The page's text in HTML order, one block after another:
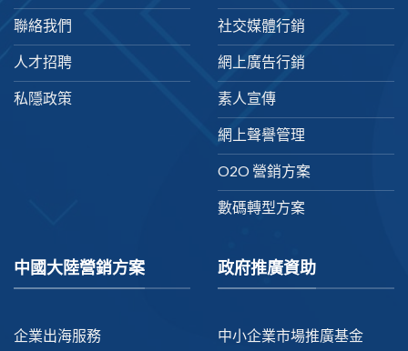
聯絡我們
人才招聘
私隱政策
社交媒體行銷
網上廣告行銷
素人宣傳
網上聲譽管理
O2O 營銷方案
數碼轉型方案
中國大陸營銷方案
企業出海服務
政府推廣資助
中小企業市場推廣基金